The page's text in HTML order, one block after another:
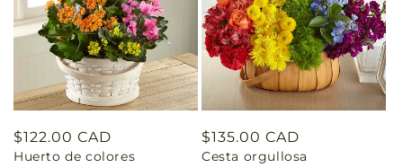
Precio
habitual
$122.00 CAD
Huerto de colores
Precio
habitual
$135.00 CAD
Cesta orgullosa